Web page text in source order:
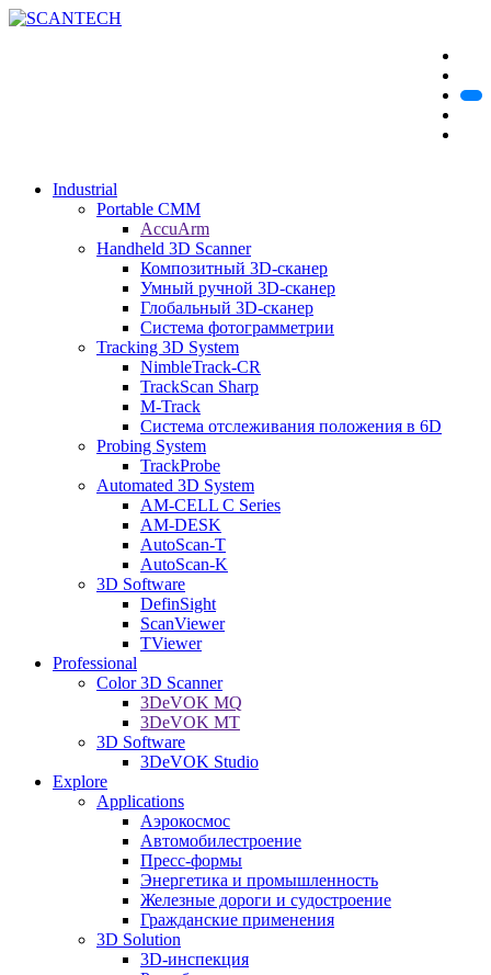
Industrial
Portable CMM
AccuArm
Handheld 3D Scanner
Композитный 3D-сканер
Умный ручной 3D-сканер
Глобальный 3D-сканер
Система фотограмметрии
Tracking 3D System
NimbleTrack-CR
TrackScan Sharp
M-Track
Система отслеживания положения в 6D
Probing System
TrackProbe
Automated 3D System
AM-CELL C Series
AM-DESK
AutoScan-T
AutoScan-K
3D Software
DefinSight
ScanViewer
TViewer
Professional
Color 3D Scanner
3DeVOK MQ
3DeVOK MT
3D Software
3DeVOK Studio
Explore
Applications
Аэрокосмос
Автомобилестроение
Пресс-формы
Энергетика и промышленность
Железные дороги и судостроение
Гражданские применения
3D Solution
3D-инспекция